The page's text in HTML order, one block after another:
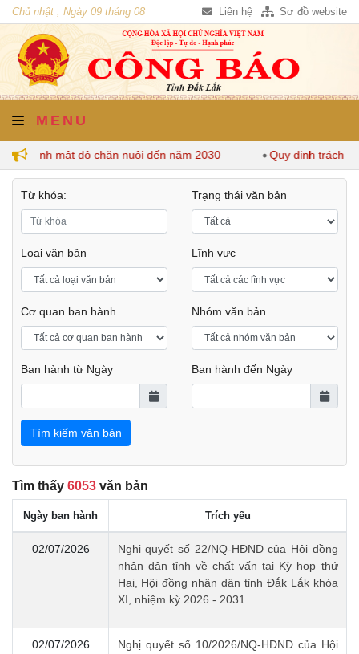
Chủ nhật , Ngày 09 tháng 08
năm 2026
Liên hệ Sơ đồ website
MENU
định mật độ chăn nuôi đến năm 2030 Quy định trách
Từ khóa: Trạng thái văn bản
Loại văn bản Lĩnh vực
Cơ quan ban hành Nhóm văn bản
Ban hành từ Ngày Ban hành đến Ngày
Tìm kiếm văn bản
Tìm thấy 6053 văn bản
Ngày ban hành Trích yếu
02/07/2026
Nghị quyết số 22/NQ-HĐND của Hội đồng
nhân dân tỉnh về chất vấn tại Kỳ họp thứ
Hai, Hội đồng nhân dân tỉnh Đắk Lắk khóa
XI, nhiệm kỳ 2026 - 2031
02/07/2026
Nghị quyết số 10/2026/NQ-HĐND của Hội